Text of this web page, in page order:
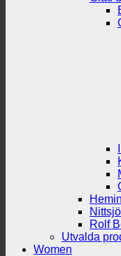
Nittsjö
Rolf
Utvalda
Women